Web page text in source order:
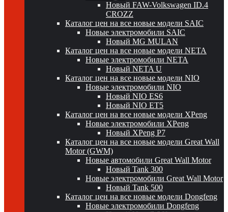
Новый FAW-Volkswagen ID.4
CROZZ
Каталог цен на все новые модели SAIC
Новые электромобили SAIC
Новый MG MULAN
Каталог цен на все новые модели NETA
Новые электромобили NETA
Новый NETA U
Каталог цен на все новые модели NIO
Новые электромобили NIO
Новый NIO ES6
Новый NIO ET5
Каталог цен на все новые модели XPeng
Новые электромобили XPeng
Новый XPeng P7
Каталог цен на все новые модели Great Wall
Motor (GWM)
Новые автомобили Great Wall Motor
Новый Tank 300
Новые электромобили Great Wall Motor
Новый Tank 500
Каталог цен на все новые модели Dongfeng
Новые электромобили Dongfeng